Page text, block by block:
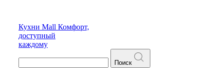
Кухни Mall Комфорт,
доступный
каждому
Поиск